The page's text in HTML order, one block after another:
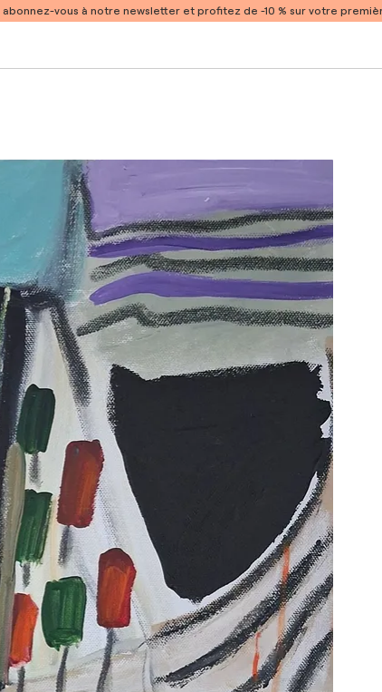
abonnez-vous à notre newsletter et profitez de -10 % sur votre